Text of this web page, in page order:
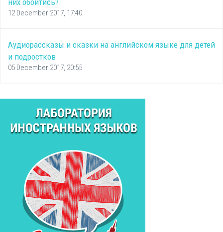
них обойтись?
12 December 2017, 17:40
Аудиорассказы и сказки на английском языке для детей
и подростков
05 December 2017, 20:55